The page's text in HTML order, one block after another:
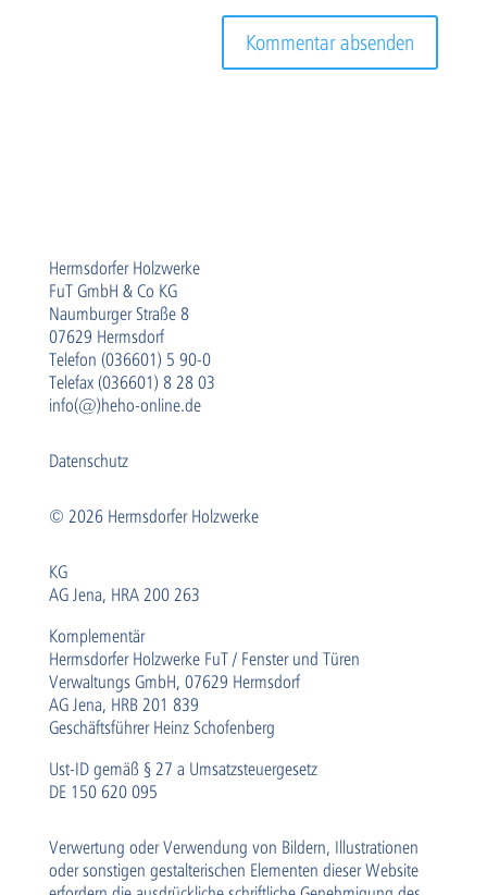
Hermsdorfer Holzwerke
FuT GmbH & Co KG
Naumburger Straße 8
07629 Hermsdorf
Telefon (036601) 5 90-0
Telefax (036601) 8 28 03
info(@)heho-online.de
Datenschutz
© 2026 Hermsdorfer Holzwerke
KG
AG Jena, HRA 200 263
Komplementär
Hermsdorfer Holzwerke FuT / Fenster und Türen
Verwaltungs GmbH, 07629 Hermsdorf
AG Jena, HRB 201 839
Geschäftsführer Heinz Schofenberg
Ust-ID gemäß § 27 a Umsatzsteuergesetz
DE 150 620 095
Verwertung oder Verwendung von Bildern, Illustrationen
oder sonstigen gestalterischen Elementen dieser Website